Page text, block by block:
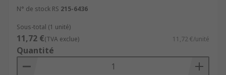
N° de stock RS 215-6436
Sous-total (1 unité)
11,72 €(TVA exclue) 11,72 €/unité
Quantité